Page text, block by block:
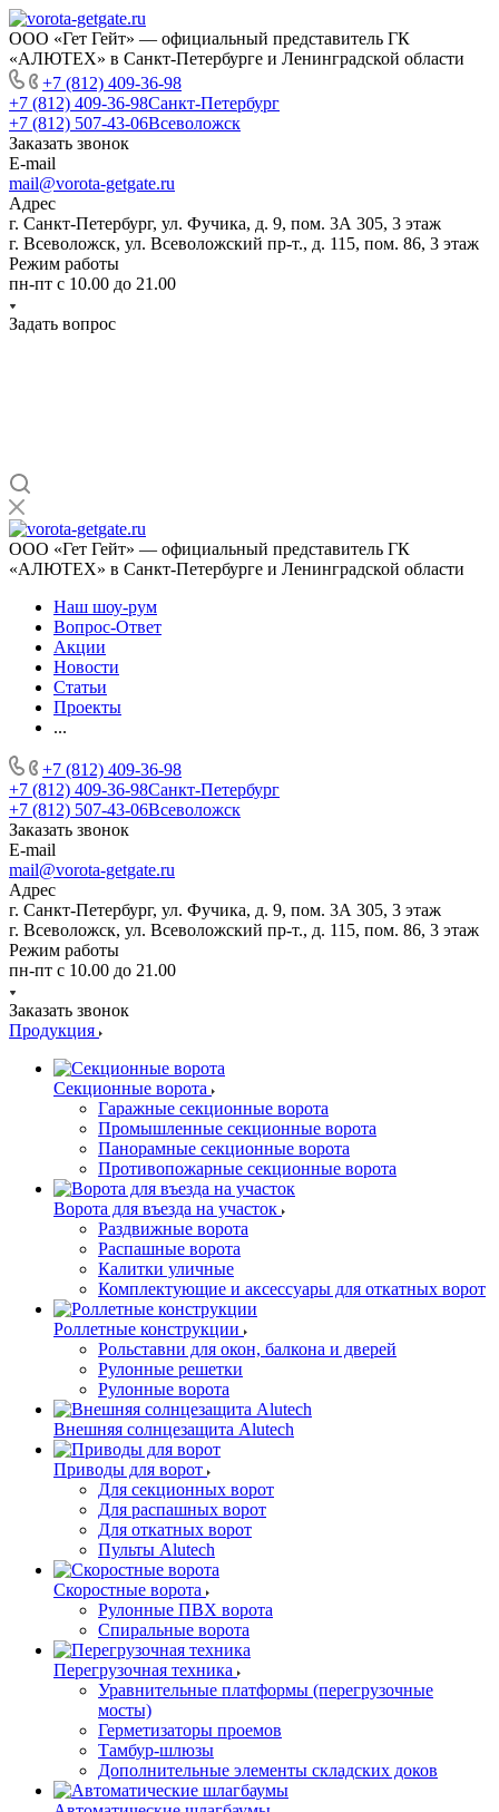
ООО «Гет Гейт» — официальный представитель ГК
«АЛЮТЕХ» в Санкт-Петербурге и Ленинградской области
+7 (812) 409-36-98
+7 (812) 409-36-98Санкт-Петербург
+7 (812) 507-43-06Всеволожск
Заказать звонок
E-mail
mail@vorota-getgate.ru
Адрес
г. Санкт-Петербург, ул. Фучика, д. 9, пом. 3А 305, 3 этаж
г. Всеволожск, ул. Всеволожский пр-т., д. 115, пом. 86, 3 этаж
Режим работы
пн-пт c 10.00 до 21.00
Задать вопрос
ООО «Гет Гейт» — официальный представитель ГК
«АЛЮТЕХ» в Санкт-Петербурге и Ленинградской области
Наш шоу-рум
Вопрос-Ответ
Акции
Новости
Статьи
Проекты
...
+7 (812) 409-36-98
+7 (812) 409-36-98Санкт-Петербург
+7 (812) 507-43-06Всеволожск
Заказать звонок
E-mail
mail@vorota-getgate.ru
Адрес
г. Санкт-Петербург, ул. Фучика, д. 9, пом. 3А 305, 3 этаж
г. Всеволожск, ул. Всеволожский пр-т., д. 115, пом. 86, 3 этаж
Режим работы
пн-пт c 10.00 до 21.00
Заказать звонок
Продукция
Секционные ворота
Гаражные секционные ворота
Промышленные секционные ворота
Панорамные секционные ворота
Противопожарные секционные ворота
Ворота для въезда на участок
Раздвижные ворота
Распашные ворота
Калитки уличные
Комплектующие и аксессуары для откатных ворот
Роллетные конструкции
Рольставни для окон, балкона и дверей
Рулонные решетки
Рулонные ворота
Внешняя солнцезащита Alutech
Приводы для ворот
Для секционных ворот
Для распашных ворот
Для откатных ворот
Пульты Alutech
Скоростные ворота
Рулонные ПВХ ворота
Спиральные ворота
Перегрузочная техника
Уравнительные платформы (перегрузочные
мосты)
Герметизаторы проемов
Тамбур-шлюзы
Дополнительные элементы складских доков